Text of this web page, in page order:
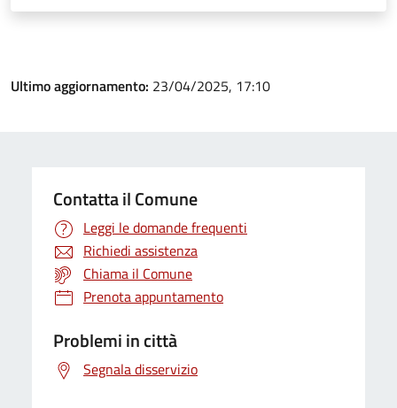
Ultimo aggiornamento: 23/04/2025, 17:10
Contatta il Comune
Leggi le domande frequenti
Richiedi assistenza
Chiama il Comune
Prenota appuntamento
Problemi in città
Segnala disservizio